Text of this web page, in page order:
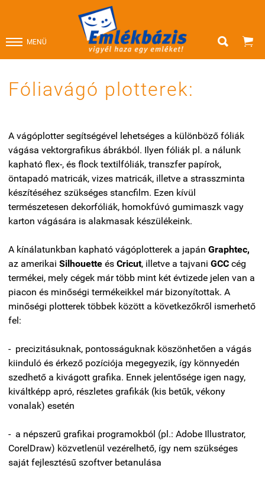
MENÜ  
Fóliavágó plotterek:
A vágóplotter segítségével lehetséges a különböző fóliák
vágása vektorgrafikus ábrákból. Ilyen fóliák pl. a nálunk
kapható flex-, és flock textilfóliák, transzfer papírok,
öntapadó matricák, vizes matricák, illetve a strasszminta
készítéséhez szükséges stancfilm. Ezen kívül
természetesen dekorfóliák, homokfúvó gumimaszk vagy
karton vágására is alakmasak készülékeink.
A kínálatunkban kapható vágóplotterek a japán Graphtec,
az amerikai Silhouette és Cricut, illetve a tajvani GCC cég
termékei, mely cégek már több mint két évtizede jelen van a
piacon és minőségi termékeikkel már bizonyítottak. A
minőségi plotterek többek között a következőkről ismerhető
fel:
- precizitásuknak, pontosságuknak köszönhetően a vágás
kiinduló és érkező pozíciója megegyezik, így könnyedén
szedhető a kivágott grafika. Ennek jelentősége igen nagy,
kiváltképp apró, részletes grafikák (kis betűk, vékony
vonalak) esetén
- a népszerű grafikai programokból (pl.: Adobe Illustrator,
CorelDraw) közvetlenül vezérelhető, így nem szükséges
saját fejlesztésű szoftver betanulása